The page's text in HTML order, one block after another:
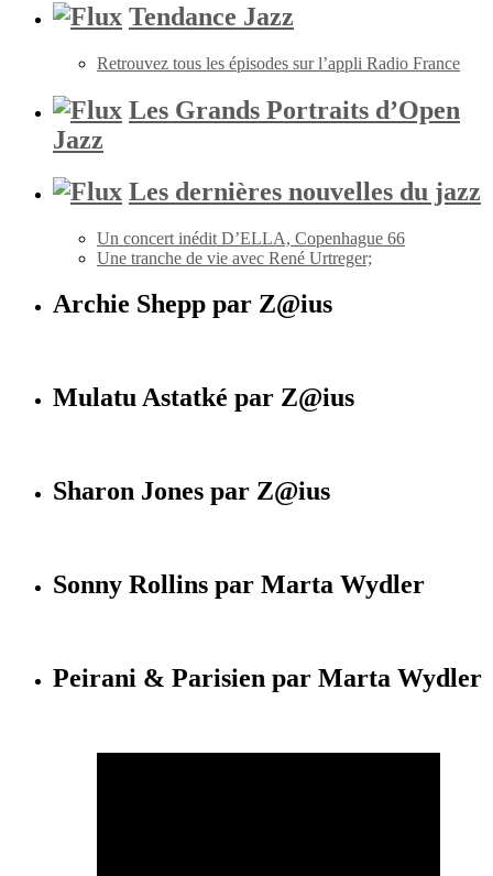
Tendance Jazz
Retrouvez tous les épisodes sur l’appli Radio France
Les Grands Portraits d’Open
Jazz
Les dernières nouvelles du jazz
Un concert inédit D’ELLA, Copenhague 66
Une tranche de vie avec René Urtreger;
Archie Shepp par Z@ius
Mulatu Astatké par Z@ius
Sharon Jones par Z@ius
Sonny Rollins par Marta Wydler
Peirani & Parisien par Marta Wydler